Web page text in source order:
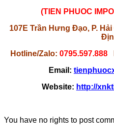
(TIEN PHUOC
107E Trần Hưng Đạo, P.
Hotline/Zalo: 0795.597.888
Email:
Website: http://
You have no rights to post